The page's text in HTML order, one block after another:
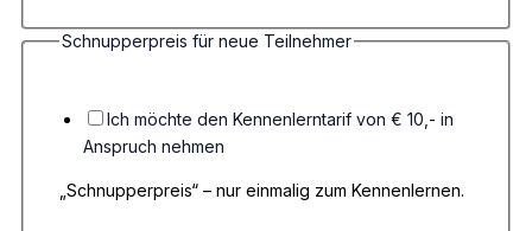
(optional)Schnupperpreis für neue Teilnehmer
Ich möchte den Kennenlerntarif von € 10,- in
Anspruch nehmen
„Schnupperpreis“ – nur einmalig zum Kennenlernen.